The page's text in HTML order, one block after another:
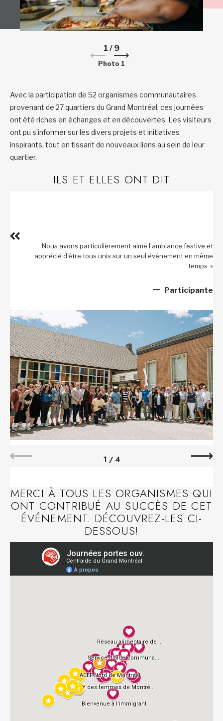
1 / 9
Photo 1
Avec la participation de 52 organismes communautaires
provenant de 27 quartiers du Grand Montréal, ces journées
ont été riches en échanges et en découvertes. Les visiteurs
ont pu s’informer sur les divers projets et initiatives
inspirants, tout en tissant de nouveaux liens au sein de leur
quartier.
ILS ET ELLES ONT DIT
Nous avons particulièrement aimé l’ambiance festive et
apprécié d’être tous unis sur un seul événement en même
temps. »
Participante
1 / 4
MERCI À TOUS LES ORGANISMES QUI
ONT CONTRIBUÉ AU SUCCÈS DE CET
ÉVÉNEMENT. DÉCOUVREZ-LES CI-
DESSOUS!